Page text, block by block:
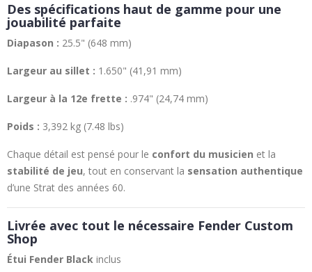
Des spécifications haut de gamme pour une
jouabilité parfaite
Diapason : 25.5" (648 mm)
Largeur au sillet : 1.650" (41,91 mm)
Largeur à la 12e frette : .974" (24,74 mm)
Poids : 3,392 kg (7.48 lbs)
Chaque détail est pensé pour le confort du musicien et la
stabilité de jeu, tout en conservant la sensation authentique
d’une Strat des années 60.
Livrée avec tout le nécessaire Fender Custom
Shop
Étui Fender Black inclus